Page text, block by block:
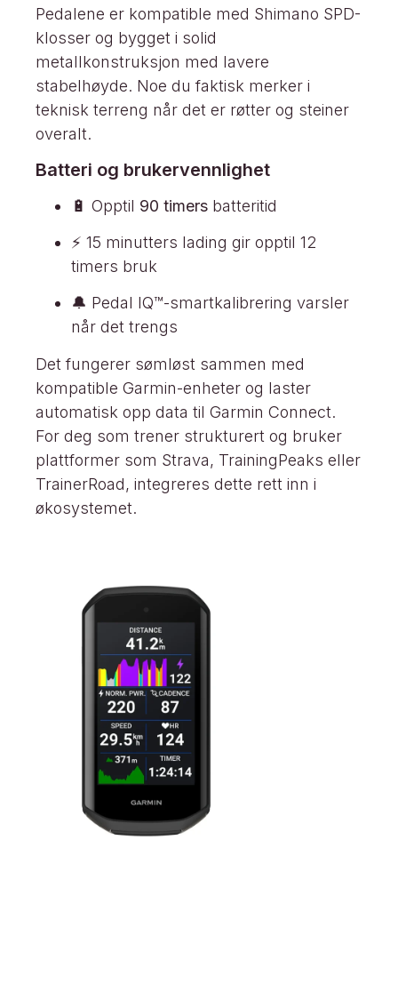
Pedalene er kompatible med Shimano SPD-
klosser og bygget i solid
metallkonstruksjon med lavere
stabelhøyde. Noe du faktisk merker i
teknisk terreng når det er røtter og steiner
overalt.
Batteri og brukervennlighet
🔋 Opptil 90 timers batteritid
⚡ 15 minutters lading gir opptil 12
timers bruk
🔔 Pedal IQ™-smartkalibrering varsler
når det trengs
Det fungerer sømløst sammen med
kompatible Garmin-enheter og laster
automatisk opp data til Garmin Connect.
For deg som trener strukturert og bruker
plattformer som Strava, TrainingPeaks eller
TrainerRoad, integreres dette rett inn i
økosystemet.